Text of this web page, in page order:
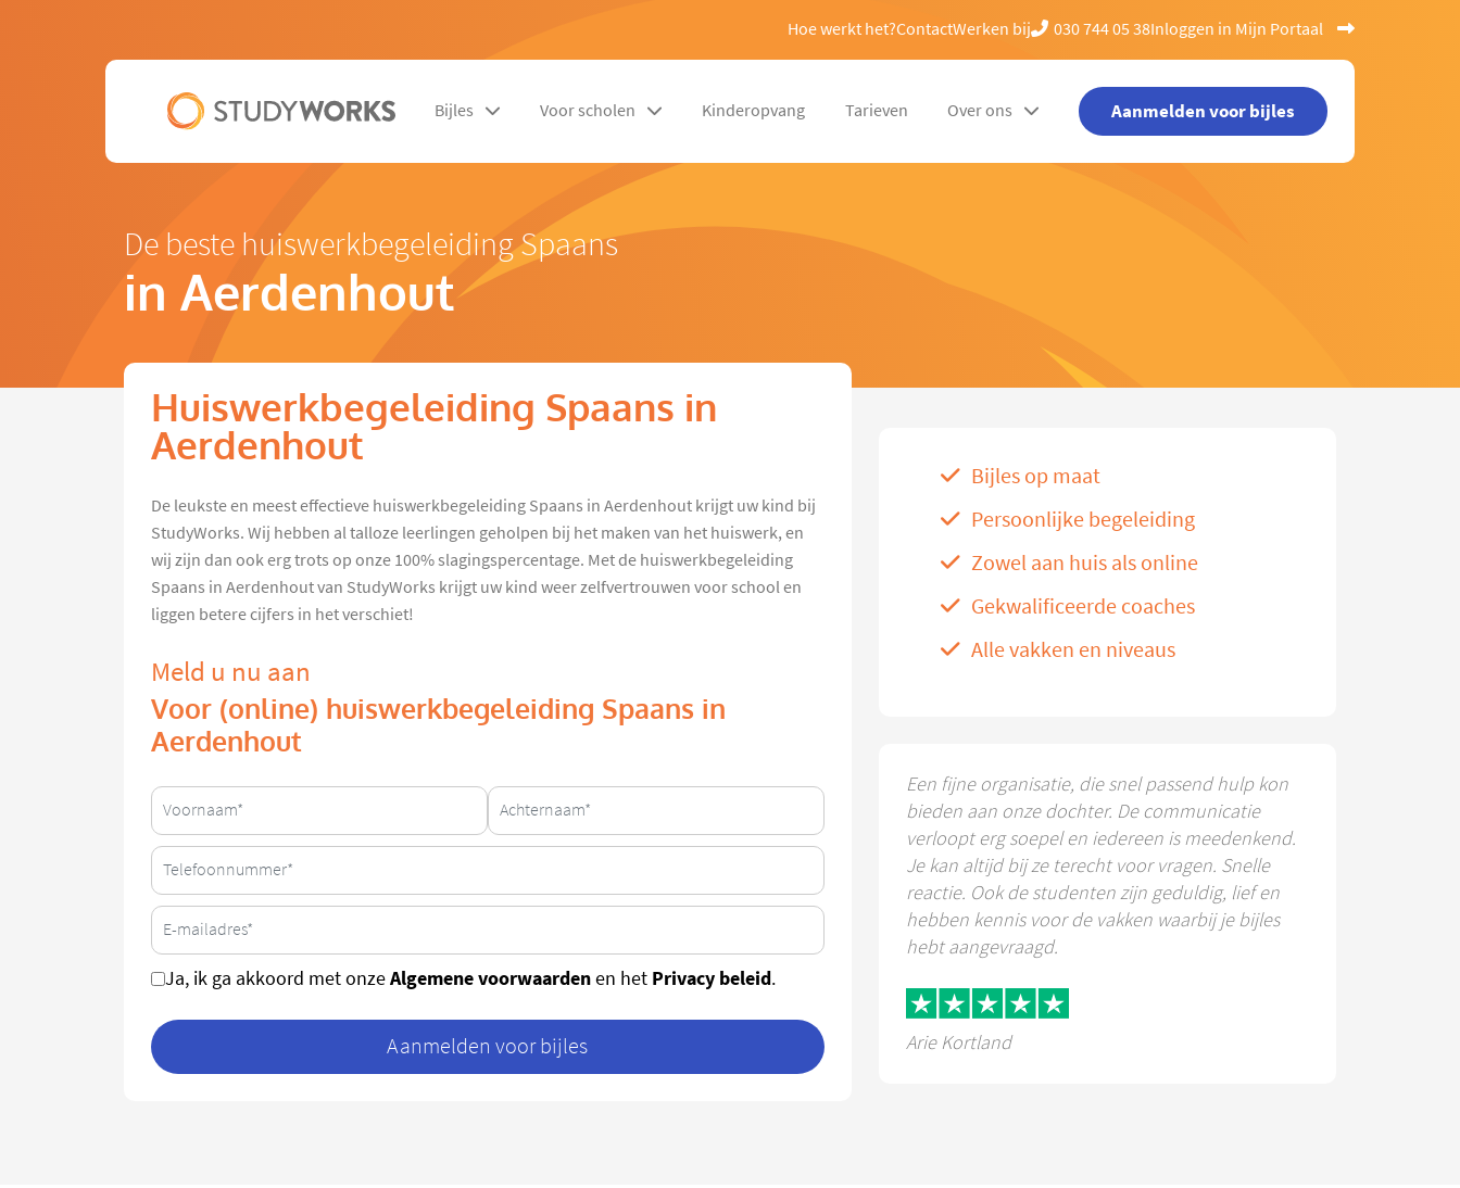
Hoe werkt het?ContactWerken bij 030 744 05 38Inloggen in Mijn Portaal
Bijles Voor scholen Kinderopvang Tarieven Over ons Aanmelden voor bijles
De beste huiswerkbegeleiding Spaans
in Aerdenhout
Huiswerkbegeleiding Spaans in
Aerdenhout
De leukste en meest effectieve huiswerkbegeleiding Spaans in Aerdenhout krijgt uw kind bij
StudyWorks. Wij hebben al talloze leerlingen geholpen bij het maken van het huiswerk, en
wij zijn dan ook erg trots op onze 100% slagingspercentage. Met de huiswerkbegeleiding
Spaans in Aerdenhout van StudyWorks krijgt uw kind weer zelfvertrouwen voor school en
liggen betere cijfers in het verschiet!
Meld u nu aan
Voor (online) huiswerkbegeleiding Spaans in
Aerdenhout
Ja, ik ga akkoord met onzeAlgemene voorwaardenen het Privacy beleid.
Aanmelden voor bijles
Bijles op maat
Persoonlijke begeleiding
Zowel aan huis als online
Gekwalificeerde coaches
Alle vakken en niveaus
Een fijne organisatie, die snel passend hulp kon
bieden aan onze dochter. De communicatie
verloopt erg soepel en iedereen is meedenkend.
Je kan altijd bij ze terecht voor vragen. Snelle
reactie. Ook de studenten zijn geduldig, lief en
hebben kennis voor de vakken waarbij je bijles
hebt aangevraagd.
Arie Kortland